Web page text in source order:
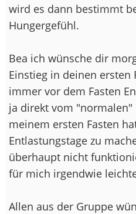
wird es dann bestimmt
Hungergefühl.
Bea ich wünsche dir
Einstieg in deinen ersten
immer vor dem Fasten
ja direkt vom "normalen"
meinem ersten Fasten
Entlastungstage zu
überhaupt nicht
für mich irgendwie
Allen aus der Gruppe